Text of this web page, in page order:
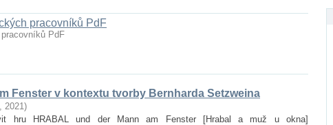
pracovníků PdF
PdF
Fenster v kontextu tvorby Bernharda Setzweina
, 2021)
hru HRABAL und der Mann am Fenster [Hrabal a muž u okna]